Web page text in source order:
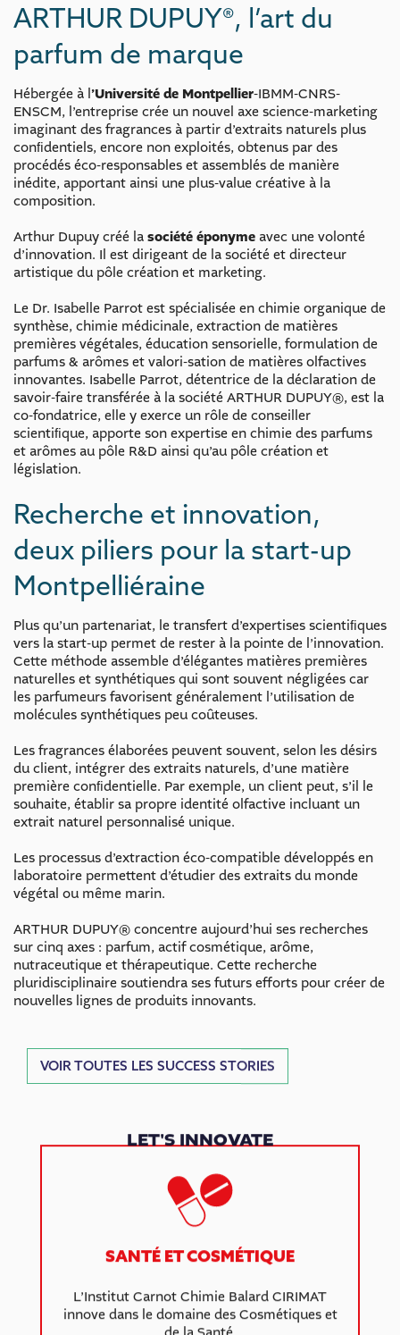
ARTHUR DUPUY®, l’art du
parfum de marque
Hébergée à l’Université de Montpellier-IBMM-CNRS-
ENSCM, l’entreprise crée un nouvel axe science-marketing
imaginant des fragrances à partir d’extraits naturels plus
conﬁdentiels, encore non exploités, obtenus par des
procédés éco-responsables et assemblés de manière
inédite, apportant ainsi une plus-value créative à la
composition.
Arthur Dupuy créé la société éponyme avec une volonté
d’innovation. Il est dirigeant de la société et directeur
artistique du pôle création et marketing.
Le Dr. Isabelle Parrot est spécialisée en chimie organique de
synthèse, chimie médicinale, extraction de matières
premières végétales, éducation sensorielle, formulation de
parfums & arômes et valori-sation de matières olfactives
innovantes. Isabelle Parrot, détentrice de la déclaration de
savoir-faire transférée à la société ARTHUR DUPUY®, est la
co-fondatrice, elle y exerce un rôle de conseiller
scientiﬁque, apporte son expertise en chimie des parfums
et arômes au pôle R&D ainsi qu’au pôle création et
législation.
Recherche et innovation,
deux piliers pour la start-up
Montpelliéraine
Plus qu’un partenariat, le transfert d’expertises scientiﬁques
vers la start-up permet de rester à la pointe de l’innovation.
Cette méthode assemble d’élégantes matières premières
naturelles et synthétiques qui sont souvent négligées car
les parfumeurs favorisent généralement l’utilisation de
molécules synthétiques peu coûteuses.
Les fragrances élaborées peuvent souvent, selon les désirs
du client, intégrer des extraits naturels, d’une matière
première conﬁdentielle. Par exemple, un client peut, s’il le
souhaite, établir sa propre identité olfactive incluant un
extrait naturel personnalisé unique.
Les processus d’extraction éco-compatible développés en
laboratoire permettent d’étudier des extraits du monde
végétal ou même marin.
ARTHUR DUPUY® concentre aujourd’hui ses recherches
sur cinq axes : parfum, actif cosmétique, arôme,
nutraceutique et thérapeutique. Cette recherche
pluridisciplinaire soutiendra ses futurs efforts pour créer de
nouvelles lignes de produits innovants.
VOIR TOUTES LES SUCCESS STORIES
LET'S INNOVATE
SANTÉ ET COSMÉTIQUE
L’Institut Carnot Chimie Balard CIRIMAT
innove dans le domaine des Cosmétiques et